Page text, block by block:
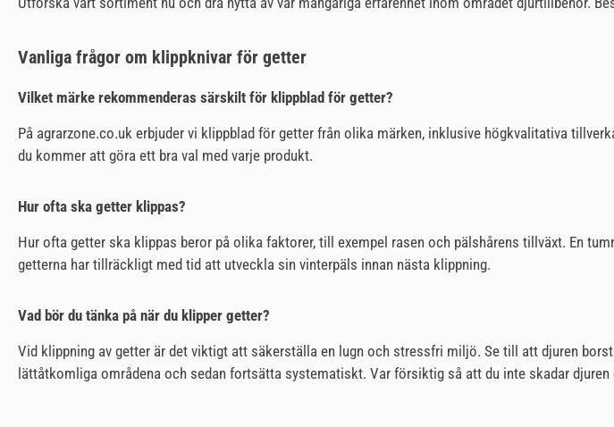
Vanliga frågor om klippknivar för getter
Vilket märke rekommenderas särskilt för klippblad för getter?
På agrarzone.co.uk erbjuder vi klippblad för getter från olika märken, inklusive högkvalitativa
du kommer att göra ett bra val med varje produkt.
Hur ofta ska getter klippas?
Hur ofta getter ska klippas beror på olika faktorer, till exempel rasen och pälshårens tillväxt. En
getterna har tillräckligt med tid att utveckla sin vinterpäls innan nästa klippning.
Vad bör du tänka på när du klipper getter?
Vid klippning av getter är det viktigt att säkerställa en lugn och stressfri miljö. Se till att djuren
lättåtkomliga områdena och sedan fortsätta systematiskt. Var försiktig så att du inte skadar